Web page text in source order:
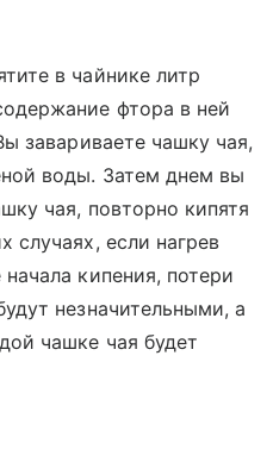
в чайнике литр
фтора в ней
завариваете чашку чая,
воды. Затем днем вы
чая, повторно кипятя
случаях, если нагрев
кипения, потери
незначительными, а
чашке чая будет